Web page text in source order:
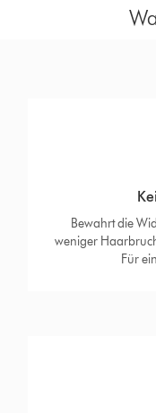
Bewahrt die
weniger
Für